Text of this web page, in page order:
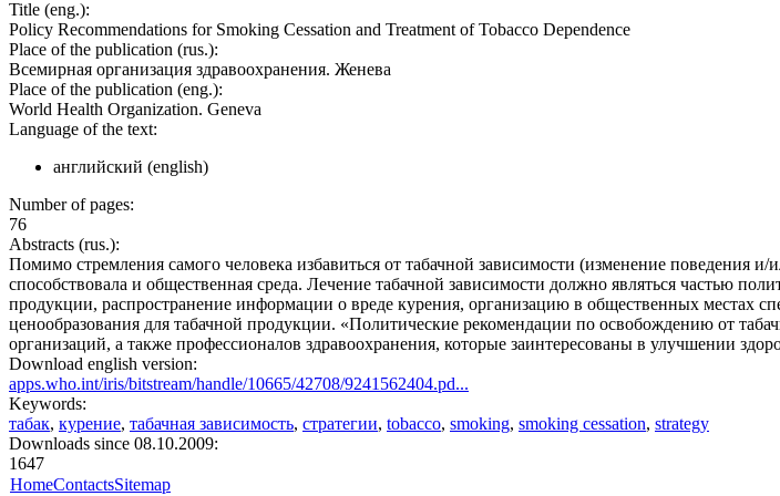
Title (eng.):
Policy Recommendations for Smoking Cessation and Treatment of Tobacco Dependence
Place of the publication (rus.):
Всемирная организация здравоохранения. Женева
Place of the publication (eng.):
World Health Organization. Geneva
Language of the text:
английский (english)
Number of pages:
76
Abstracts (rus.):
Помимо стремления самого человека избавиться от табачной зависимости (изменение поведения
способствовала и общественная среда. Лечение табачной зависимости должно являться частью
продукции, распространение информации о вреде курения, организацию в общественных местах
ценообразования для табачной продукции. «Политические рекомендации по освобождению от
организаций, а также профессионалов здравоохранения, которые заинтересованы в улучшении
Download english version:
apps.who.int/iris/bitstream/handle/10665/42708/9241562404.pd...
Keywords:
табак, курение, табачная зависимость, стратегии, tobacco, smoking, smoking cessation, strategy
Downloads since 08.10.2009:
1647
HomeContactsSitemap